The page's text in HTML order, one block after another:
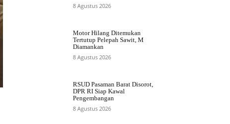
8 Agustus 2026
Motor Hilang Ditemukan
Tertutup Pelepah Sawit, M
Diamankan
8 Agustus 2026
RSUD Pasaman Barat Disorot,
DPR RI Siap Kawal
Pengembangan
8 Agustus 2026